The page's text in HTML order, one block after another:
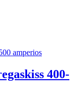
400-